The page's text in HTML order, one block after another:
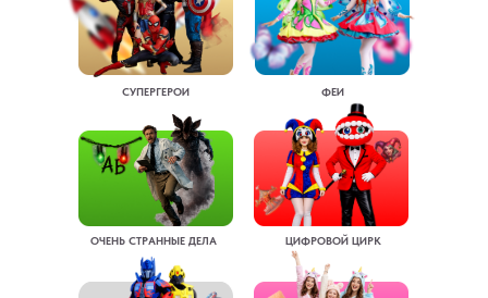
ОЧЕНЬ СТРАННЫЕ ДЕЛА
ФЕИ
СУПЕРГЕРОИ
ЦИФРОВОЙ ЦИРК